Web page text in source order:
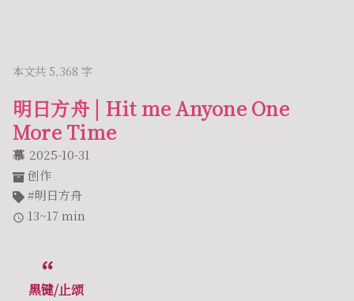
本文共 5,368 字
明日方舟 | Hit me Anyone One
More Time
慕 2025-10-31
创作
明日方舟
13~17 min
黑键/止颂